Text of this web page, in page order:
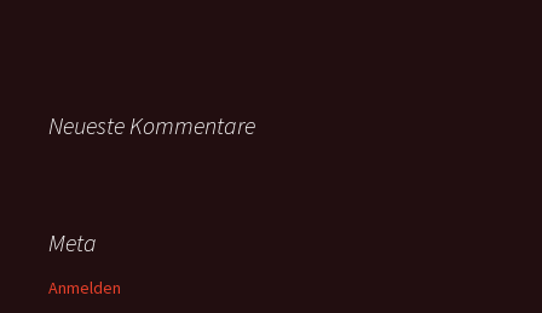
Neueste Kommentare
Meta
Anmelden